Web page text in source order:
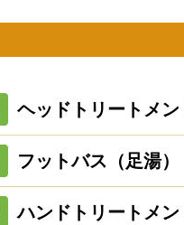
ヘッドトリートメン
フットバス（足湯）
ハンドトリートメン